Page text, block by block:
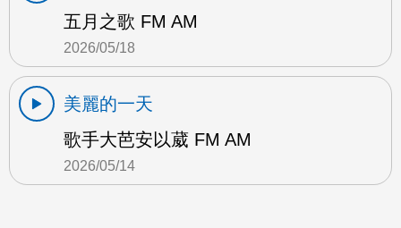
五月之歌 FM AM
2026/05/18
美麗的一天
歌手大芭安以葳 FM AM
2026/05/14